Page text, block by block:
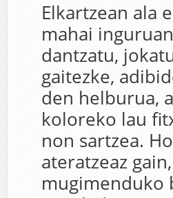
Elkartzean ala
mahai
dantzatu,
gaitezke,
den helburua,
koloreko lau
non sartzea.
ateratzeaz
mugimenduko